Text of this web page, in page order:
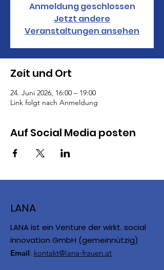
Anmeldung geschlossen
Jetzt andere
Veranstaltungen ansehen
Zeit und Ort
24. Juni 2026, 16:00 – 19:00
Link folgt nach Anmeldung
Auf Social Media posten
LANA
LANA ist ein Venture der wirkt. social
innovation GmbH (gemeinnützig)
Email: kontakt@lana-frauen.at